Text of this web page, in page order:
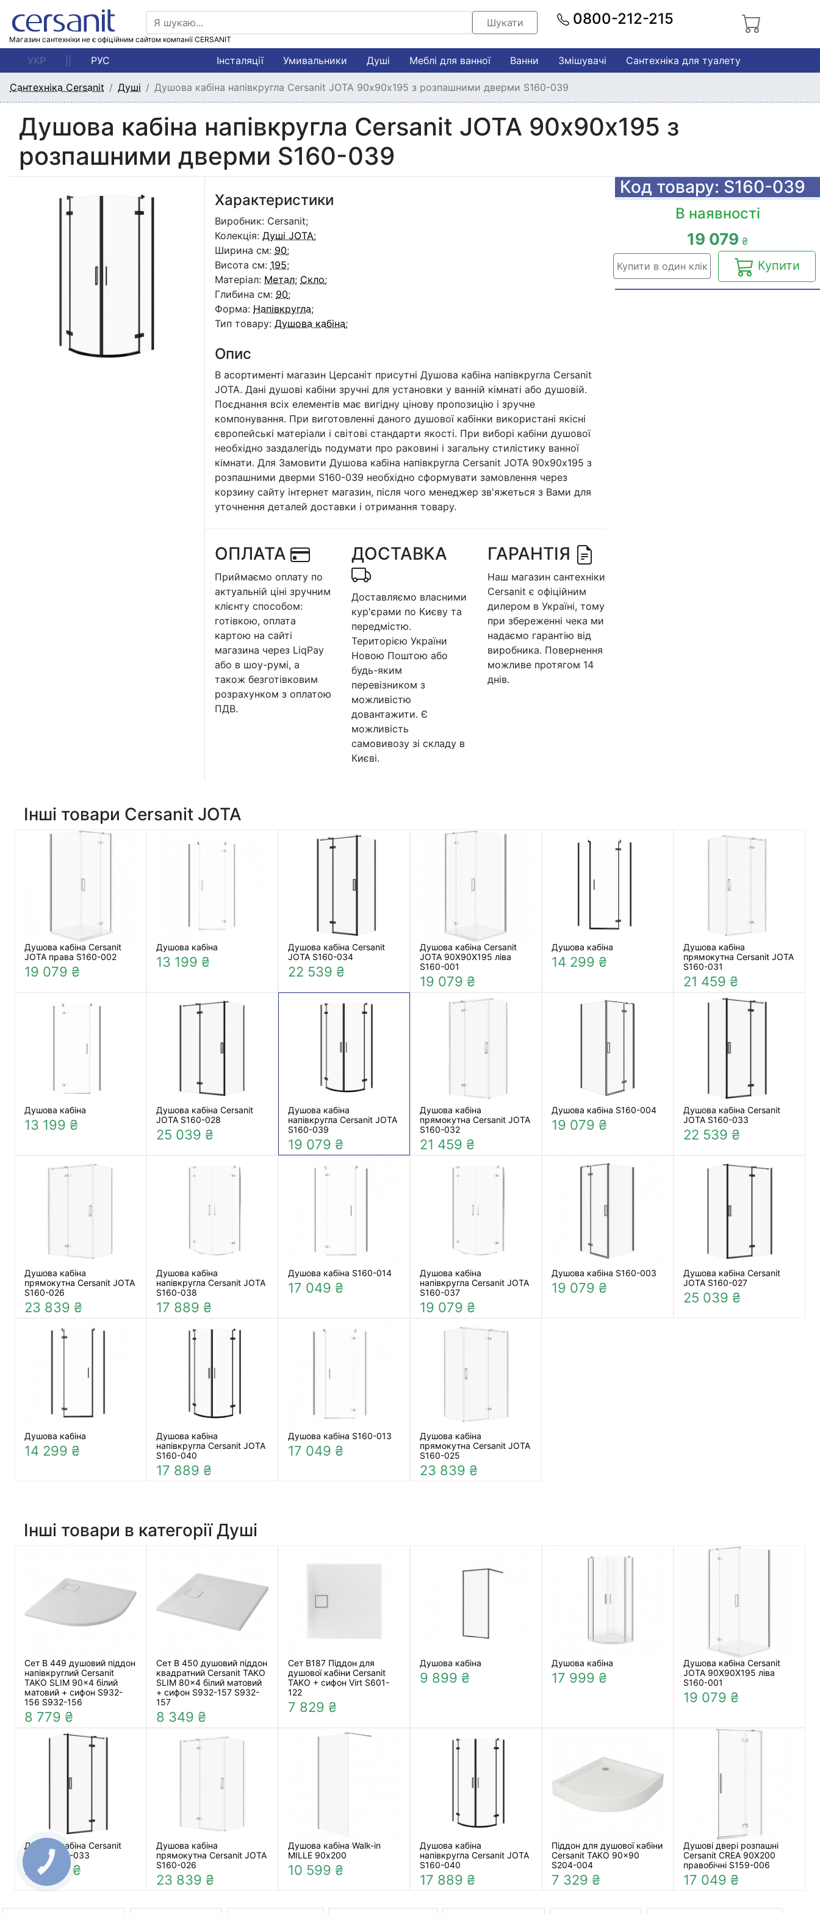
Магазин сантехніки не є офіційним сайтом компанії CERSANIT
Шукати 0800-212-215
УКР РУС Інсталяції Умивальники Душі Меблі для ванної Ванни Змішувачі Сантехніка для туалету
Сантехніка Cersanit Душі Душова кабіна напівкругла Cersanit JOTA 90х90х195 з розпашними дверми S160-039
Душова кабіна напівкругла Cersanit JOTA 90х90х195 з
розпашними дверми S160-039
Характеристики
Виробник: Cersanit;
Колекція: Душі JOTA;
Ширина см: 90;
Висота см: 195;
Матеріал: Метал; Скло;
Глибина см: 90;
Форма: Напівкругла;
Тип товару: Душова кабіна;
Опис
В асортименті магазин Церсаніт присутні Душова кабіна напівкругла Cersanit
JOTA. Дані душові кабіни зручні для установки у ванній кімнаті або душовій.
Поєднання всіх елементів має вигідну цінову пропозицію і зручне
компонування. При виготовленні даного душової кабінки використані якісні
європейські матеріали і світові стандарти якості. При виборі кабіни душової
необхідно заздалегідь подумати про раковині і загальну стилістику ванної
кімнати. Для Замовити Душова кабіна напівкругла Cersanit JOTA 90х90х195 з
розпашними дверми S160-039 необхідно сформувати замовлення через
корзину сайту інтернет магазин, після чого менеджер зв'яжеться з Вами для
уточнення деталей доставки і отримання товару.
ОПЛАТА
Приймаємо оплату по
актуальній ціні зручним
клієнту способом:
готівкою, оплата
картою на сайті
магазина через LiqPay
або в шоу-румі, а
також безготівковим
розрахунком з оплатою
ПДВ.
ДОСТАВКА
Доставляємо власними
кур'єрами по Києву та
передмістю.
Територією України
Новою Поштою або
будь-яким
перевізником з
можливістю
довантажити. Є
можливість
самовивозу зі складу в
Києві.
ГАРАНТІЯ
Наш магазин сантехніки
Cersanit є офіційним
дилером в Україні, тому
при збереженні чека ми
надаємо гарантію від
виробника. Повернення
можливе протягом 14
днів.
Код товару: S160-039
В наявності
19 079 ₴
Купити в один клік Купити
Інші товари Cersanit JOTA
Душова кабіна Cersanit
JOTA права S160-002
19 079 ₴
Душова кабіна
13 199 ₴
Душова кабіна Cersanit
JOTA S160-034
22 539 ₴
Душова кабіна Cersanit
JOTA 90X90X195 ліва
S160-001
19 079 ₴
Душова кабіна
14 299 ₴
Душова кабіна
прямокутна Cersanit JOTA
S160-031
21 459 ₴
Душова кабіна
13 199 ₴
Душова кабіна Cersanit
JOTA S160-028
25 039 ₴
Душова кабіна
напівкругла Cersanit JOTA
S160-039
19 079 ₴
Душова кабіна
прямокутна Cersanit JOTA
S160-032
21 459 ₴
Душова кабіна S160-004
19 079 ₴
Душова кабіна Cersanit
JOTA S160-033
22 539 ₴
Душова кабіна
прямокутна Cersanit JOTA
S160-026
23 839 ₴
Душова кабіна
напівкругла Cersanit JOTA
S160-038
17 889 ₴
Душова кабіна S160-014
17 049 ₴
Душова кабіна
напівкругла Cersanit JOTA
S160-037
19 079 ₴
Душова кабіна S160-003
19 079 ₴
Душова кабіна Cersanit
JOTA S160-027
25 039 ₴
Душова кабіна
14 299 ₴
Душова кабіна
напівкругла Cersanit JOTA
S160-040
17 889 ₴
Душова кабіна S160-013
17 049 ₴
Душова кабіна
прямокутна Cersanit JOTA
S160-025
23 839 ₴
Інші товари в категорії Душі
Сет B 449 душовий піддон
напівкруглий Cersanit
TAKO SLIM 90x4 білий
матовий + сифон S932-
156 S932-156
8 779 ₴
Сет B 450 душовий піддон
квадратний Cersanit TAKO
SLIM 80x4 білий матовий
+ сифон S932-157 S932-
157
8 349 ₴
Сет B187 Піддон для
душової кабіни Cersanit
TAKO + сифон Virt S601-
122
7 829 ₴
Душова кабіна
9 899 ₴
Душова кабіна
17 999 ₴
Душова кабіна Cersanit
JOTA 90X90X195 ліва
S160-001
19 079 ₴
Душова кабіна Cersanit
JOTA S160-033
22 539 ₴
Душова кабіна
прямокутна Cersanit JOTA
S160-026
23 839 ₴
Душова кабіна Walk-in
MILLE 90х200
10 599 ₴
Душова кабіна
напівкругла Cersanit JOTA
S160-040
17 889 ₴
Піддон для душової кабіни
Cersanit TAKO 90x90
S204-004
7 329 ₴
Душові двері розпашні
Cersanit CREA 90X200
правобічні S159-006
17 049 ₴